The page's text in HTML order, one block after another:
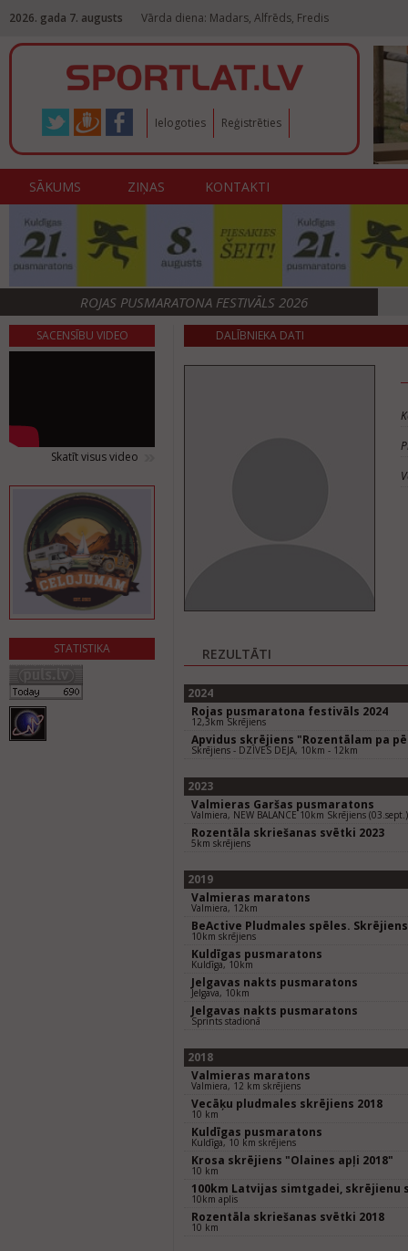
2026. gada 7. augusts Vārda diena: Madars, Alfrēds, Fredis
Ielogoties Reģistrēties
SĀKUMS ZIŅAS KONTAKTI
ROJAS PUSMARATONA FESTIVĀLS 2026
SACENSĪBU VIDEO
Skatīt visus video
STATISTIKA
DALĪBNIEKA DATI
REZULTĀTI
2024
Rojas pusmaratona festivāls 2024
12,3km Skrējiens
Apvidus skrējiens "Rozentālam pa
Skrējiens - DZĪVES DEJA, 10km - 12km
2023
Valmieras Garšas pusmaratons
Valmiera, NEW BALANCE 10km Skrējiens (03.sept.)
Rozentāla skriešanas svētki 2023
5km skrējiens
2019
Valmieras maratons
Valmiera, 12km
BeActive Pludmales spēles.
10km skrējiens
Kuldīgas pusmaratons
Kuldīga, 10km
Jelgavas nakts pusmaratons
Jelgava, 10km
Jelgavas nakts pusmaratons
Sprints stadionā
2018
Valmieras maratons
Valmiera, 12 km skrējiens
Vecāķu pludmales skrējiens 2018
10 km
Kuldīgas pusmaratons
Kuldīga, 10 km skrējiens
Krosa skrējiens "Olaines apļi 2018"
10 km
100km Latvijas simtgadei, skrējienu
10km aplis
Rozentāla skriešanas svētki 2018
10 km